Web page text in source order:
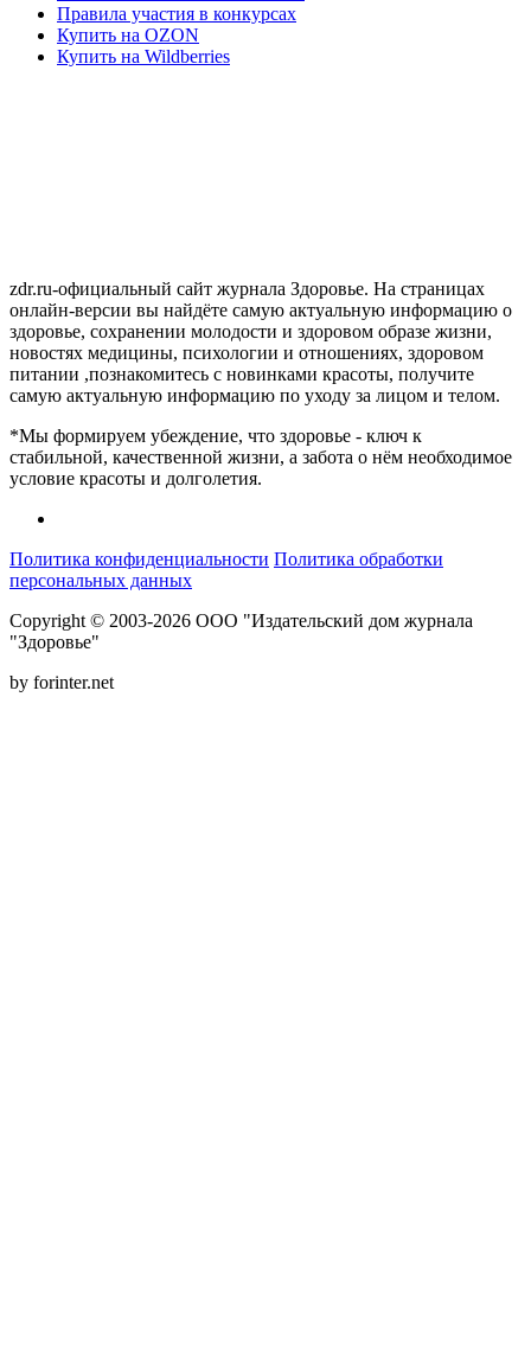
Правила участия в конкурсах
Купить на OZON
Купить на Wildberries
zdr.ru-официальный сайт журнала Здоровье. На страницах
онлайн-версии вы найдёте самую актуальную информацию о
здоровье, сохранении молодости и здоровом образе жизни,
новостях медицины, психологии и отношениях, здоровом
питании ,познакомитесь с новинками красоты, получите
самую актуальную информацию по уходу за лицом и телом.
*Мы формируем убеждение, что здоровье - ключ к
стабильной, качественной жизни, а забота о нём необходимое
условие красоты и долголетия.
Политика конфиденциальности Политика обработки
персональных данных
Copyright © 2003-2026 ООО "Издательский дом журнала
"Здоровье"
by forinter.net